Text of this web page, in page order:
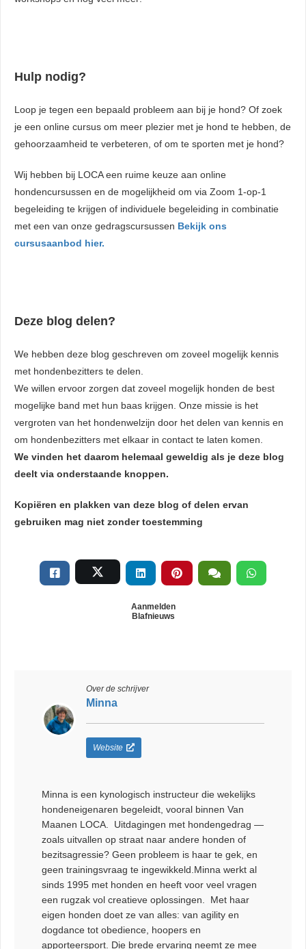
Hulp nodig?
Loop je tegen een bepaald probleem aan bij je hond? Of zoek
je een online cursus om meer plezier met je hond te hebben, de
gehoorzaamheid te verbeteren, of om te sporten met je hond?
Wij hebben bij LOCA een ruime keuze aan online
hondencursussen en de mogelijkheid om via Zoom 1-op-1
begeleiding te krijgen of individuele begeleiding in combinatie
met een van onze gedragscursussen Bekijk ons
cursusaanbod hier.
Deze blog delen?
We hebben deze blog geschreven om zoveel mogelijk kennis
met hondenbezitters te delen.
We willen ervoor zorgen dat zoveel mogelijk honden de best
mogelijke band met hun baas krijgen. Onze missie is het
vergroten van het hondenwelzijn door het delen van kennis en
om hondenbezitters met elkaar in contact te laten komen.
We vinden het daarom helemaal geweldig als je deze blog
deelt via onderstaande knoppen.
Kopiëren en plakken van deze blog of delen ervan
gebruiken mag niet zonder toestemming
Aanmelden
Blafnieuws
Over de schrijver
Minna
Website
Minna is een kynologisch instructeur die wekelijks
hondeneigenaren begeleidt, vooral binnen Van
Maanen LOCA. Uitdagingen met hondengedrag —
zoals uitvallen op straat naar andere honden of
bezitsagressie? Geen probleem is haar te gek, en
geen trainingsvraag te ingewikkeld.Minna werkt al
sinds 1995 met honden en heeft voor veel vragen
een rugzak vol creatieve oplossingen. Met haar
eigen honden doet ze van alles: van agility en
dogdance tot obedience, hoopers en
apporteersport. Die brede ervaring neemt ze mee